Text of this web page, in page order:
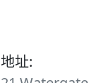
地址: